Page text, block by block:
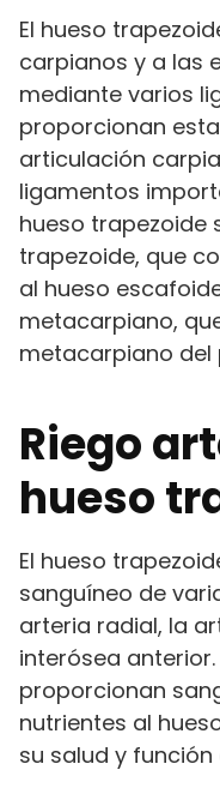
El hueso
carpianos y a las
mediante varios
proporcionan
articulación
ligamentos
hueso trapezoide
trapezoide, que
al hueso
metacarpiano,
metacarpiano del
Riego
hueso
El hueso
sanguíneo de
arteria radial, la
interósea
proporcionan
nutrientes al
su salud y